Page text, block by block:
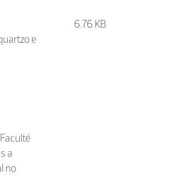
e
a
no
6.76 KB